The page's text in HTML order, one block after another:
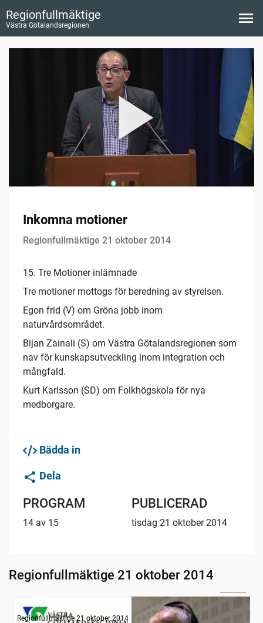
Regionfullmäktige
Västra Götalandsregionen
Inkomna motioner
Regionfullmäktige 21 oktober 2014
15. Tre Motioner inlämnade
Tre motioner mottogs för beredning av styrelsen.
Egon frid (V) om Gröna jobb inom
naturvårdsområdet.
Bijan Zainali (S) om Västra Götalandsregionen som
nav för kunskapsutveckling inom integration och
mångfald.
Kurt Karlsson (SD) om Folkhögskola för nya
medborgare.
Bädda in
Dela
PROGRAM
14 av 15
PUBLICERAD
tisdag 21 oktober 2014
Regionfullmäktige 21 oktober 2014
Radion informerar
Regionfullmäktige 21 oktober 2014